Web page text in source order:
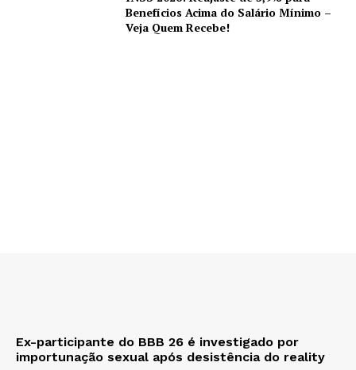
Benefícios Acima do Salário Mínimo –
Veja Quem Recebe!
Ex-participante do BBB 26 é investigado por
importunação sexual após desistência do reality